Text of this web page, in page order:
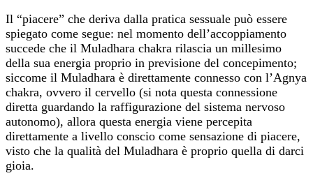
Il “piacere” che deriva dalla pratica sessuale può essere
spiegato come segue: nel momento dell’accoppiamento
succede che il Muladhara chakra rilascia un millesimo
della sua energia proprio in previsione del concepimento;
siccome il Muladhara è direttamente connesso con l’Agnya
chakra, ovvero il cervello (si nota questa connessione
diretta guardando la raffigurazione del sistema nervoso
autonomo), allora questa energia viene percepita
direttamente a livello conscio come sensazione di piacere,
visto che la qualità del Muladhara è proprio quella di darci
gioia.